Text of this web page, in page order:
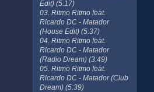
Edit) (5:17)
03. Ritmo Ritmo feat.
Ricardo DC - Matador
(House Edit) (5:37)
04. Ritmo Ritmo feat.
Ricardo DC - Matador
(Radio Dream) (3:49)
05. Ritmo Ritmo feat.
Ricardo DC - Matador (Club
Dream) (5:39)